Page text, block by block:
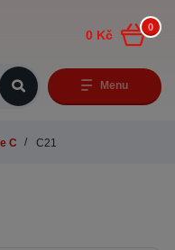
Menu
0
0 Kč
C C21